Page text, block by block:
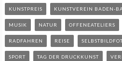
KUNSTPREIS KUNSTVEREIN BADEN-
MUSIK NATUR OFFENEATELIERS
RADFAHREN REISE
SPORT TAG DER DRUCKKUNST